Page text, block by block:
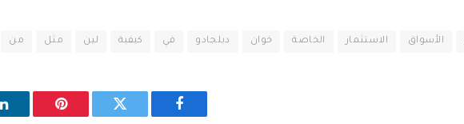
الأسواق الاستثمار الخاصة خوان ديلجادو في كيفية لين مثل من
فيسبوك تويتر بينتيريست